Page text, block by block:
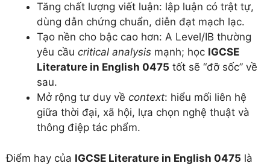
Tăng chất lượng viết luận: lập luận có trật tự,
dùng dẫn chứng chuẩn, diễn đạt mạch lạc.
Tạo nền cho bậc cao hơn: A Level/IB thường
yêu cầu critical analysis mạnh; học IGCSE
Literature in English 0475 tốt sẽ “đỡ sốc” về
sau.
Mở rộng tư duy về context: hiểu mối liên hệ
giữa thời đại, xã hội, lựa chọn nghệ thuật và
thông điệp tác phẩm.
Điểm hay của IGCSE Literature in English 0475 là